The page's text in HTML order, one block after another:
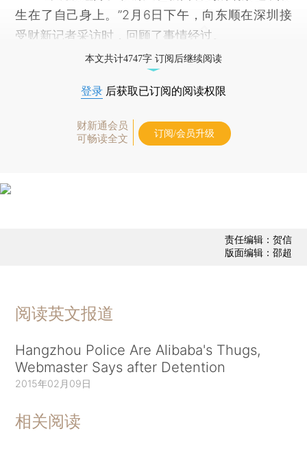
生在了自己身上。”2月6日下午，向东顺在深圳接
受财新记者采访时，回顾了事情经过。
本文共计4747字 订阅后继续阅读
登录 后获取已订阅的阅读权限
财新通会员
可畅读全文
订阅/会员升级
责任编辑：贺信
版面编辑：邵超
阅读英文报道
Hangzhou Police Are Alibaba's Thugs,
Webmaster Says after Detention
2015年02月09日
相关阅读